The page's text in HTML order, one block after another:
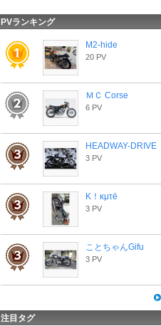
PVランキング
M2-hide
20 PV
ＭＣ Corse
6 PV
HEADWAY-DRIVE
3 PV
Κ！κμτё
3 PV
ことちゃんGifu
3 PV
注目タグ